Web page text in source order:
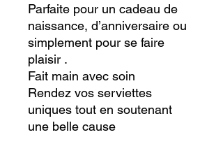
Parfaite pour un cadeau de
naissance, d’anniversaire ou
simplement pour se faire
plaisir .
Fait main avec soin
Rendez vos serviettes
uniques tout en soutenant
une belle cause